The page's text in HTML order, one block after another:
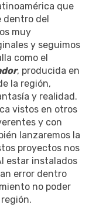
que
dentro del
muy
y seguimos
como el
, producida en
la región,
y realidad.
vistos en otros
y con
lanzaremos la
proyectos nos
estar instalados
error dentro
no poder